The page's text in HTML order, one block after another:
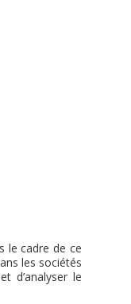
le cadre de ce
les sociétés
d’analyser le